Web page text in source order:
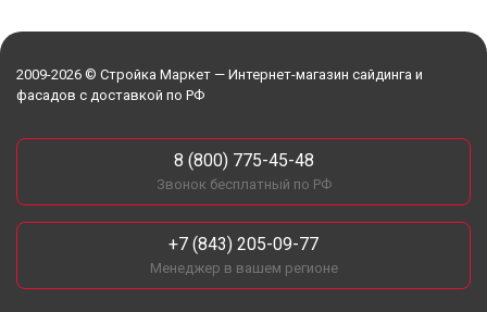
2009-2026 © Стройка Маркет — Интернет-магазин сайдинга и
фасадов с доставкой по РФ
8 (800) 775-45-48
Звонок бесплатный по РФ
+7 (843) 205-09-77
Менеджер в вашем регионе